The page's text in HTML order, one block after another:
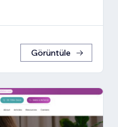
Görüntüle